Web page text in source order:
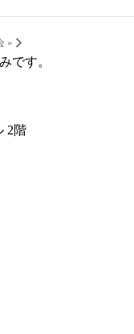
»
です。
2階